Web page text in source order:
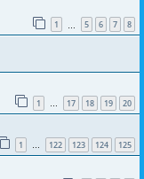
1 5 6 7 8
1 … 17 18 19 20
1 … 122 123 124 125